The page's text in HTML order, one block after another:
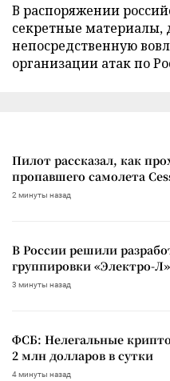
В распоряжении
секретные
непосредственную
организации атак по
Пилот рассказал, как
пропавшего самолета
2 минуты назад
В России решили
группировки «Электро-Л»
3 минуты назад
ФСБ: Нелегальные
2 млн долларов в сутки
4 минуты назад